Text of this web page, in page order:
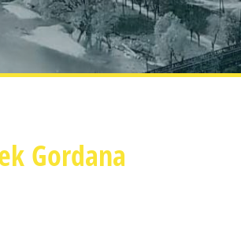
Gordana